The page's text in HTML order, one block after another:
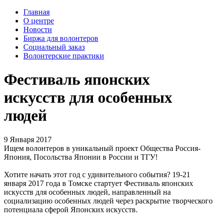
Главная
О центре
Новости
Биржа для волонтеров
Социальный заказ
Волонтерские практики
Фестиваль японских
искусств для особенных
людей
9 Января 2017
Ищем волонтеров в уникальный проект Общества Россия-
Япония, Посольства Японии в России и ТГУ!
Хотите начать этот год с удивительного события? 19-21
января 2017 года в Томске стартует Фестиваль японских
искусств для особенных людей, направленный на
социализацию особенных людей через раскрытие творческого
потенциала сферой Японских искусств.